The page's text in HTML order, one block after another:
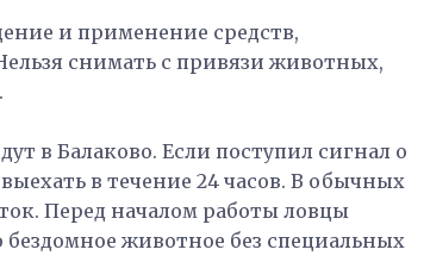
и применение средств,
снимать с привязи животных,
в Балаково. Если поступил сигнал о
в течение 24 часов. В обычных
Перед началом работы ловцы
животное без специальных